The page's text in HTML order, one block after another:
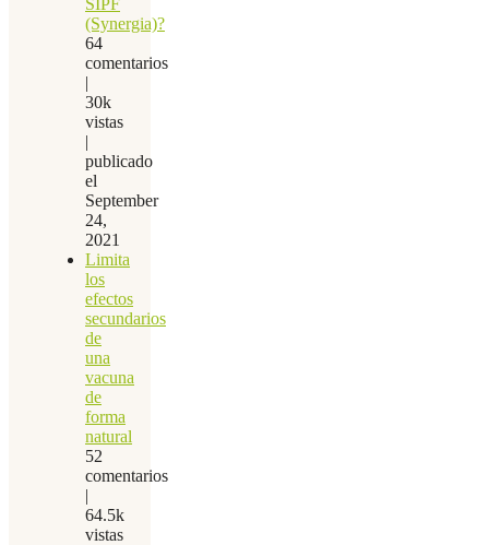
(Synergia)?
64
comentarios
|
30k
vistas
|
publicado
el
September
24,
2021
Limita
los
efectos
secundarios
de
una
vacuna
de
forma
natural
52
comentarios
|
64.5k
vistas